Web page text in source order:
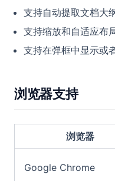
支持自动提取文档大
支持缩放和自适应布
支持在弹框中显示或
浏览器支持
浏览器
Google Chrome